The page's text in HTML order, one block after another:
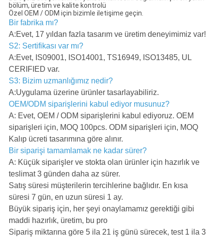
bölüm, üretim ve kalite kontrolü
Özel OEM / ODM için bizimle iletişime geçin.
Bir fabrika mı?
A:Evet, 17 yıldan fazla tasarım ve üretim deneyimimiz var!
S2: Sertifikası var mı?
A:Evet, IS09001, ISO14001, TS16949, ISO13485, UL
CERIFIED var.
S3: Bizim uzmanlığımız nedir?
A:Uygulama üzerine ürünler tasarlayabiliriz.
OEM/ODM siparişlerini kabul ediyor musunuz?
A: Evet, OEM / ODM siparişlerini kabul ediyoruz. OEM
siparişleri için, MOQ 100pcs. ODM siparişleri için, MOQ
Kalıp ücreti tasarımına göre alınır.
Bir siparişi tamamlamak ne kadar sürer?
A: Küçük siparişler ve stokta olan ürünler için hazırlık ve
teslimat 3 günden daha az sürer.
Satış süresi müşterilerin tercihlerine bağlıdır. En kısa
süresi 7 gün, en uzun süresi 1 ay.
Büyük sipariş için, her şeyi onaylamamız gerektiği gibi
maddi hazırlık, üretim, bu pro
Sipariş miktarına göre 5 ila 21 iş günü sürecek, test 1 ila 3